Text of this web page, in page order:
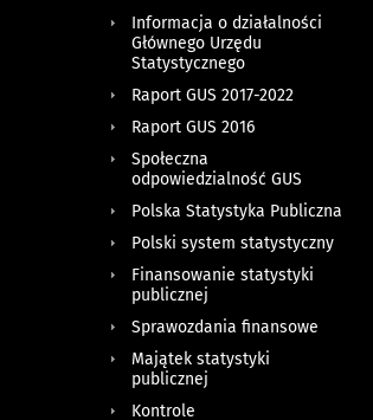
Informacja o działalności
Głównego Urzędu
Statystycznego
Raport GUS 2017-2022
Raport GUS 2016
Społeczna
odpowiedzialność GUS
Polska Statystyka Publiczna
Polski system statystyczny
Finansowanie statystyki
publicznej
Sprawozdania finansowe
Majątek statystyki
publicznej
Kontrole